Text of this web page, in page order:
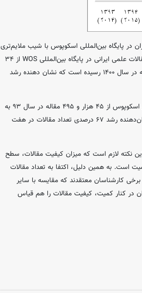
در پایگاه بین‌المللی اسکوپوس با شیب ملایم‌تری
نسبت به WOS رشد داشته است. به طوری که تعداد مقالات علمی ایرانی در پایگاه بین‌المللی WOS از ۳۴
هزار و هشت مقاله در سال ۹۳ به ۷۰ هزار و ۶۶۵ مقاله در سال ۱۴۰۰ رسیده است که نشان دهنده رشد
همچنین تعداد مقالات علمی ایرانی در پایگاه بین‌المللی اسکوپوس از ۴۵ هزار و ۴۹۵ مقاله در سال ۹۳ به
۷۶ هزار و ۷۶۴ مقاله در سال ۱۴۰۰ رسیده است که نشان‌دهنده رشد ۶۷ درصدی تعداد مقالات در هفت
نکته لازم است که میزان کیفیت مقالات، سطح
است. به همین دلیل، اکتفا به تعداد مقالات
کارشناسان معتقدند که مقایسه با سایر
در کنار کمیت، کیفیت مقالات را هم قیاس